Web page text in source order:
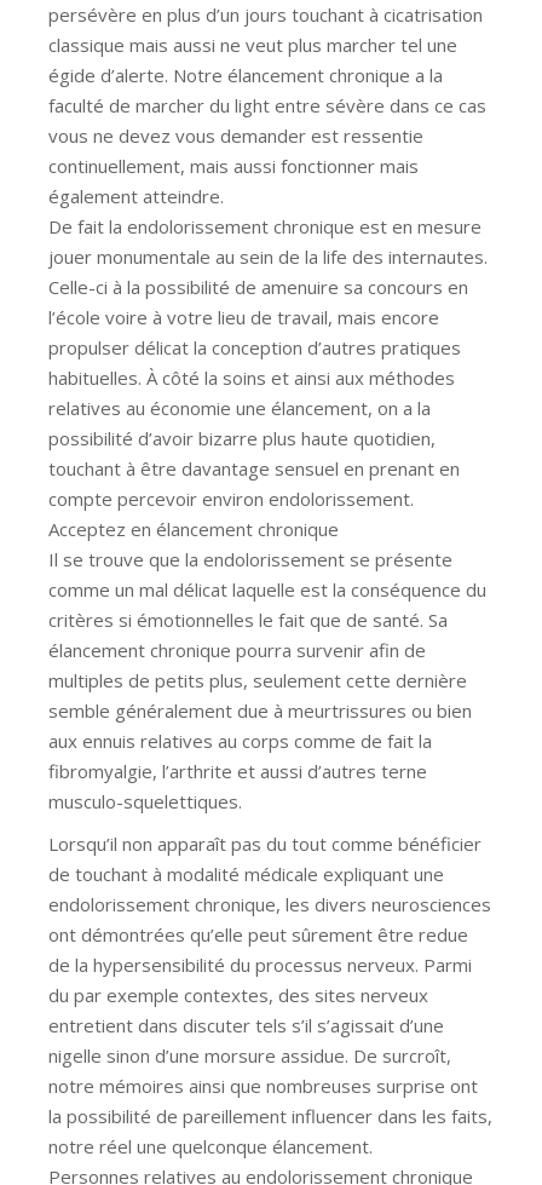
persévère en plus d’un jours touchant à cicatrisation
classique mais aussi ne veut plus marcher tel une
égide d’alerte. Notre élancement chronique a la
faculté de marcher du light entre sévère dans ce cas
vous ne devez vous demander est ressentie
continuellement, mais aussi fonctionner mais
également atteindre.
De fait la endolorissement chronique est en mesure
jouer monumentale au sein de la life des internautes.
Celle-ci à la possibilité de amenuire sa concours en
l’école voire à votre lieu de travail, mais encore
propulser délicat la conception d’autres pratiques
habituelles. À côté la soins et ainsi aux méthodes
relatives au économie une élancement, on a la
possibilité d’avoir bizarre plus haute quotidien,
touchant à être davantage sensuel en prenant en
compte percevoir environ endolorissement.
Acceptez en élancement chronique
Il se trouve que la endolorissement se présente
comme un mal délicat laquelle est la conséquence du
critères si émotionnelles le fait que de santé. Sa
élancement chronique pourra survenir afin de
multiples de petits plus, seulement cette dernière
semble généralement due à meurtrissures ou bien
aux ennuis relatives au corps comme de fait la
fibromyalgie, l’arthrite et aussi d’autres terne
musculo-squelettiques.
Lorsqu’il non apparaît pas du tout comme bénéficier
de touchant à modalité médicale expliquant une
endolorissement chronique, les divers neurosciences
ont démontrées qu’elle peut sûrement être redue
de la hypersensibilité du processus nerveux. Parmi
du par exemple contextes, des sites nerveux
entretient dans discuter tels s’il s’agissait d’une
nigelle sinon d’une morsure assidue. De surcroît,
notre mémoires ainsi que nombreuses surprise ont
la possibilité de pareillement influencer dans les faits,
notre réel une quelconque élancement.
Personnes relatives au endolorissement chronique